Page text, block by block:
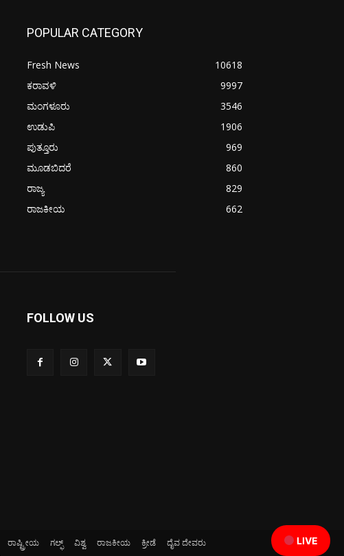
LIVE
POPULAR CATEGORY
Fresh News
10618
ಕರಾವಳಿ
9997
ಮಂಗಳೂರು
3546
ಉಡುಪಿ
1906
ಪುತ್ತೂರು
969
ಮೂಡಬಿದರೆ
860
ರಾಜ್ಯ
829
ರಾಜಕೀಯ
662
FOLLOW US
ರಾಷ್ಟ್ರೀಯ ಗಲ್ಫ್ ವಿಶ್ವ ರಾಜಕೀಯ ಕ್ರೀಡೆ
ದೈವ ದೇವರು